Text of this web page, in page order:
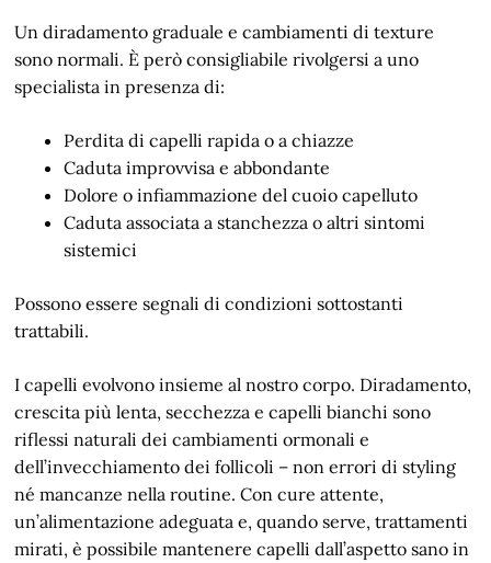
Un diradamento graduale e cambiamenti di texture
sono normali. È però consigliabile rivolgersi a uno
specialista in presenza di:
Perdita di capelli rapida o a chiazze
Caduta improvvisa e abbondante
Dolore o infiammazione del cuoio capelluto
Caduta associata a stanchezza o altri sintomi
sistemici
Possono essere segnali di condizioni sottostanti
trattabili.
I capelli evolvono insieme al nostro corpo. Diradamento,
crescita più lenta, secchezza e capelli bianchi sono
riflessi naturali dei cambiamenti ormonali e
dell’invecchiamento dei follicoli – non errori di styling
né mancanze nella routine. Con cure attente,
un’alimentazione adeguata e, quando serve, trattamenti
mirati, è possibile mantenere capelli dall’aspetto sano in